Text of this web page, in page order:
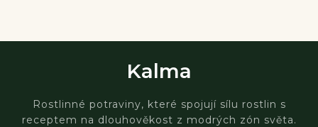
Kalma
Rostlinné potraviny, které spojují sílu rostlin s
receptem na dlouhověkost z modrých zón světa.